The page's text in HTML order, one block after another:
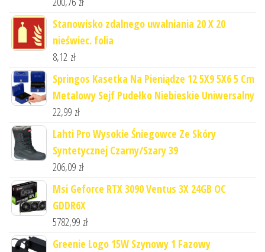
Stanowisko zdalnego uwalniania 20 X 20
nieświec. folia
8,12 zł
Springos Kasetka Na Pieniądze 12 5X9 5X6 5 Cm
Metalowy Sejf Pudełko Niebieskie Uniwersalny
22,99 zł
Lahti Pro Wysokie Śniegowce Ze Skóry
Syntetycznej Czarny/Szary 39
206,09 zł
Msi Geforce RTX 3090 Ventus 3X 24GB OC
GDDR6X
5782,99 zł
Greenie Logo 15W Szynowy 1 Fazowy